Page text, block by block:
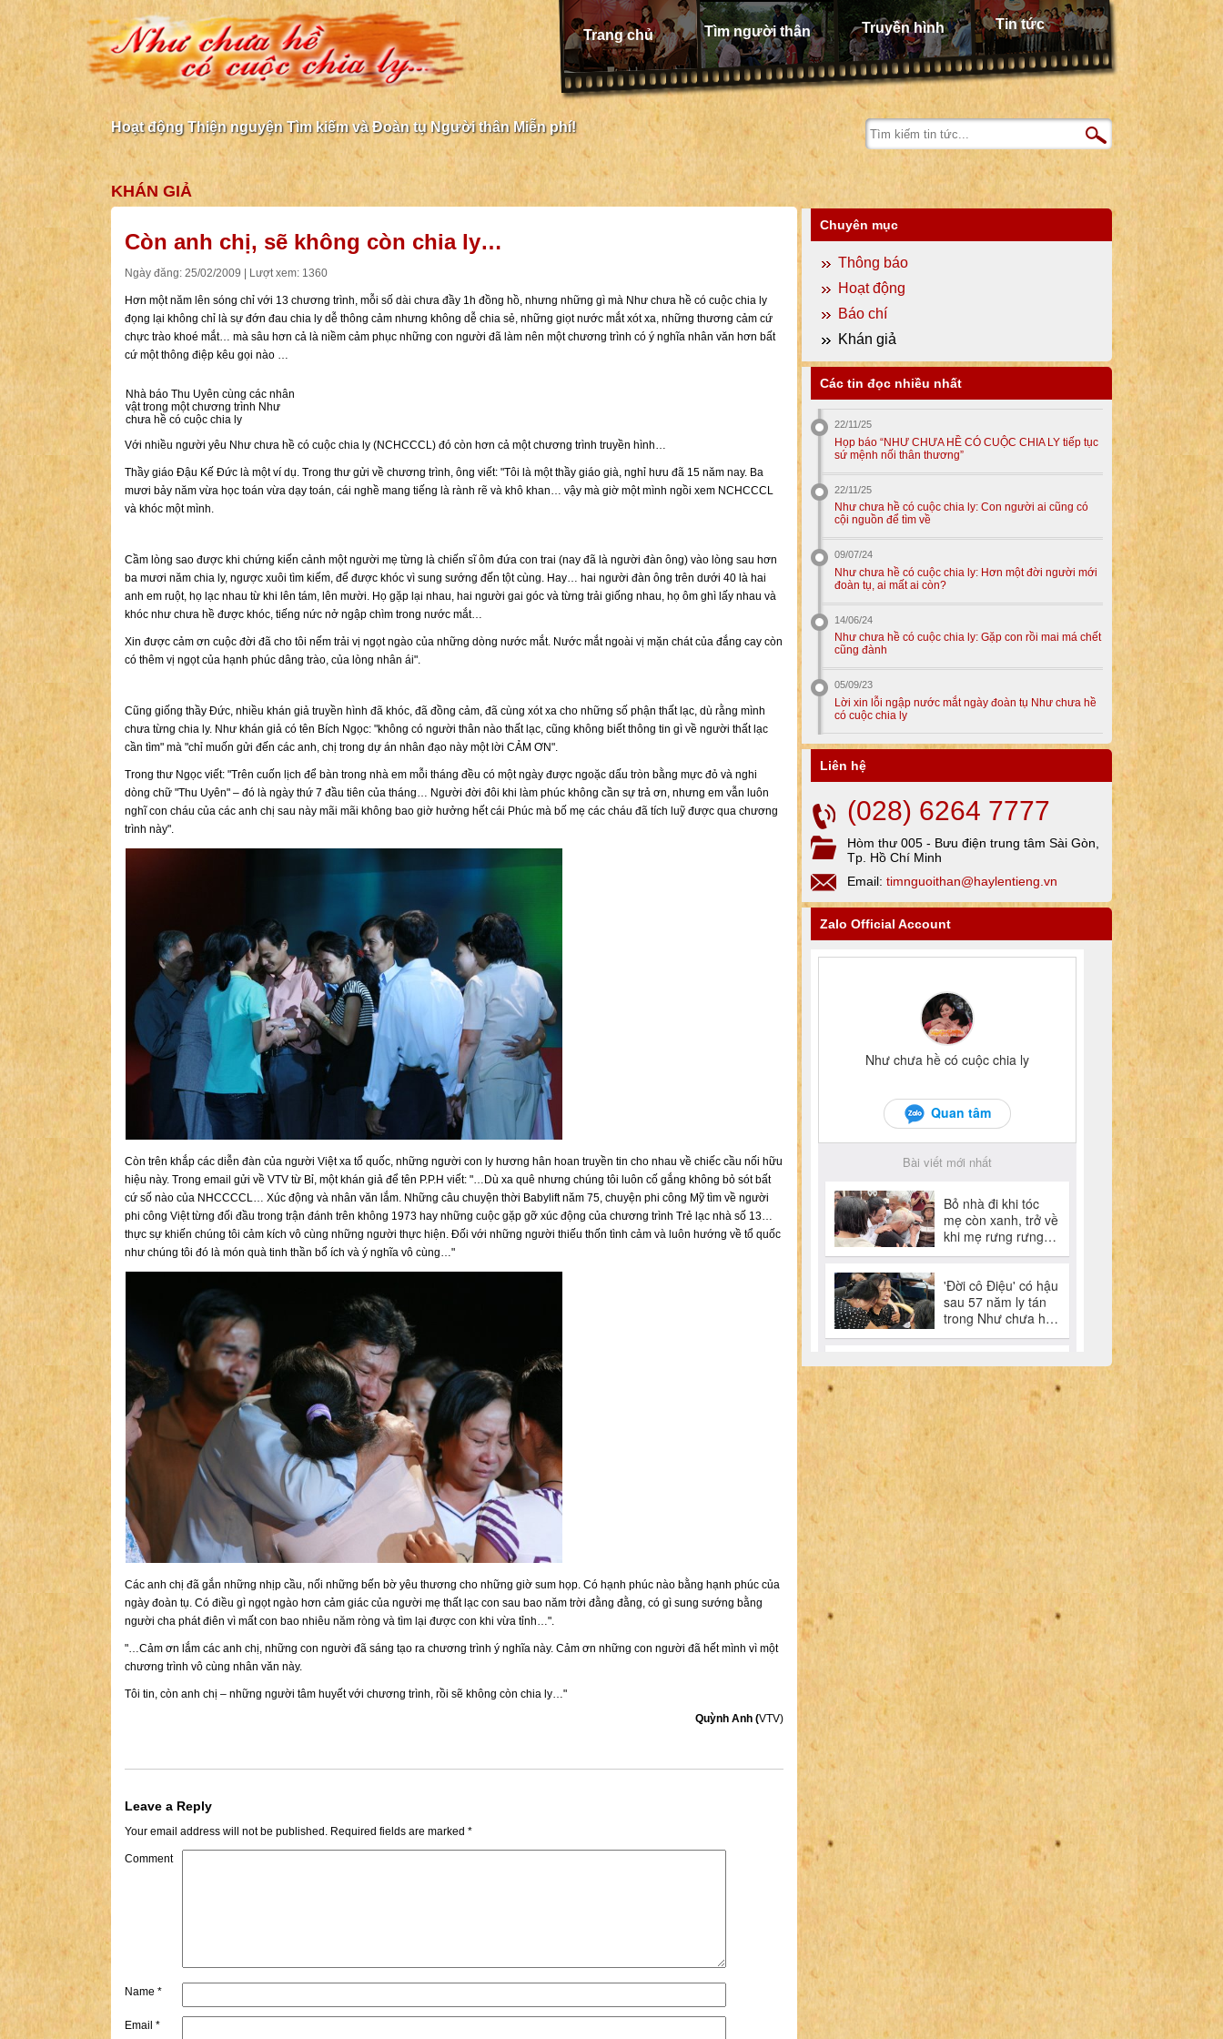
Trang chủ Tìm người thân Truyền hình Tin tức
Hoạt động Thiện nguyện Tìm kiếm và Đoàn tụ Người thân Miễn phí!
KHÁN GIẢ
Còn anh chị, sẽ không còn chia ly…
Ngày đăng: 25/02/2009 | Lượt xem: 1360
Hơn một năm lên sóng chỉ với 13 chương trình, mỗi số dài chưa đầy 1h đồng hồ, nhưng những gì mà Như chưa hề có cuộc chia ly
đọng lại không chỉ là sự đớn đau chia ly dễ thông cảm nhưng không dễ chia sẻ, những giọt nước mắt xót xa, những thương cảm cứ
chực trào khoé mắt… mà sâu hơn cả là niềm cảm phục những con người đã làm nên một chương trình có ý nghĩa nhân văn hơn bất
cứ một thông điệp kêu gọi nào …
Nhà báo Thu Uyên cùng các nhân
vật trong một chương trình Như
chưa hề có cuộc chia ly
Với nhiều người yêu Như chưa hề có cuộc chia ly (NCHCCCL) đó còn hơn cả một chương trình truyền hình…
Thầy giáo Đậu Kế Đức là một ví dụ. Trong thư gửi về chương trình, ông viết: "Tôi là một thầy giáo già, nghỉ hưu đã 15 năm nay. Ba
mươi bảy năm vừa học toán vừa dạy toán, cái nghề mang tiếng là rành rẽ và khô khan… vậy mà giờ một mình ngồi xem NCHCCCL
và khóc một mình.
Cầm lòng sao được khi chứng kiến cảnh một người mẹ từng là chiến sĩ ôm đứa con trai (nay đã là người đàn ông) vào lòng sau hơn
ba mươi năm chia ly, ngược xuôi tìm kiếm, để được khóc vì sung sướng đến tột cùng. Hay… hai người đàn ông trên dưới 40 là hai
anh em ruột, họ lạc nhau từ khi lên tám, lên mười. Họ gặp lại nhau, hai người gai góc và từng trải giống nhau, họ ôm ghì lấy nhau và
khóc như chưa hề được khóc, tiếng nức nở ngập chìm trong nước mắt…
Xin được cảm ơn cuộc đời đã cho tôi nếm trải vị ngọt ngào của những dòng nước mắt. Nước mắt ngoài vị mặn chát của đắng cay còn
có thêm vị ngọt của hạnh phúc dâng trào, của lòng nhân ái".
Cũng giống thầy Đức, nhiều khán giả truyền hình đã khóc, đã đồng cảm, đã cùng xót xa cho những số phận thất lạc, dù rằng mình
chưa từng chia ly. Như khán giả có tên Bích Ngọc: "không có người thân nào thất lạc, cũng không biết thông tin gì về người thất lạc
cần tìm" mà "chỉ muốn gửi đến các anh, chị trong dự án nhân đạo này một lời CẢM ƠN".
Trong thư Ngọc viết: "Trên cuốn lịch để bàn trong nhà em mỗi tháng đều có một ngày được ngoặc dấu tròn bằng mực đỏ và nghi
dòng chữ "Thu Uyên" – đó là ngày thứ 7 đầu tiên của tháng… Người đời đôi khi làm phúc không cần sự trả ơn, nhưng em vẫn luôn
nghĩ con cháu của các anh chị sau này mãi mãi không bao giờ hưởng hết cái Phúc mà bố mẹ các cháu đã tích luỹ được qua chương
trình này".
Còn trên khắp các diễn đàn của người Việt xa tổ quốc, những người con ly hương hân hoan truyền tin cho nhau về chiếc cầu nối hữu
hiệu này. Trong email gửi về VTV từ Bỉ, một khán giả để tên P.P.H viết: "…Dù xa quê nhưng chúng tôi luôn cố gắng không bỏ sót bất
cứ số nào của NHCCCCL… Xúc động và nhân văn lắm. Những câu chuyện thời Babylift năm 75, chuyện phi công Mỹ tìm về người
phi công Việt từng đối đầu trong trận đánh trên không 1973 hay những cuộc gặp gỡ xúc động của chương trình Trẻ lạc nhà số 13…
thực sự khiến chúng tôi cảm kích vô cùng những người thực hiện. Đối với những người thiếu thốn tình cảm và luôn hướng về tổ quốc
như chúng tôi đó là món quà tinh thần bổ ích và ý nghĩa vô cùng…"
Các anh chị đã gắn những nhịp cầu, nối những bến bờ yêu thương cho những giờ sum họp. Có hạnh phúc nào bằng hạnh phúc của
ngày đoàn tụ. Có điều gì ngọt ngào hơn cảm giác của người mẹ thất lạc con sau bao năm trời đằng đằng, có gì sung sướng bằng
người cha phát điên vì mất con bao nhiêu năm ròng và tìm lại được con khi vừa tỉnh…".
"…Cảm ơn lắm các anh chị, những con người đã sáng tạo ra chương trình ý nghĩa này. Cảm ơn những con người đã hết mình vì một
chương trình vô cùng nhân văn này.
Tôi tin, còn anh chị – những người tâm huyết với chương trình, rồi sẽ không còn chia ly…"
Quỳnh Anh (VTV)
Leave a Reply
Your email address will not be published. Required fields are marked *
Comment
Name *
Email *
Chuyên mục
Thông báo
Hoạt động
Báo chí
Khán giả
Các tin đọc nhiều nhất
22/11/25
Họp báo “NHƯ CHƯA HỀ CÓ CUỘC CHIA LY tiếp tục
sứ mệnh nối thân thương”
22/11/25
Như chưa hề có cuộc chia ly: Con người ai cũng có
cội nguồn để tìm về
09/07/24
Như chưa hề có cuộc chia ly: Hơn một đời người mới
đoàn tụ, ai mất ai còn?
14/06/24
Như chưa hề có cuộc chia ly: Gặp con rồi mai má chết
cũng đành
05/09/23
Lời xin lỗi ngập nước mắt ngày đoàn tụ Như chưa hề
có cuộc chia ly
Liên hệ
(028) 6264 7777
Hòm thư 005 - Bưu điện trung tâm Sài Gòn,
Tp. Hồ Chí Minh
Email: timnguoithan@haylentieng.vn
Zalo Official Account